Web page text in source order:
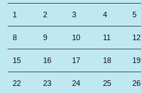
1 2 3 4 5
8 9 10 11 12
15 16 17 18 19
22 23 24 25 26